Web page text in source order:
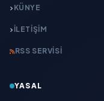
KÜNYE
İLETIŞIM
RSS SERVISI
YASAL